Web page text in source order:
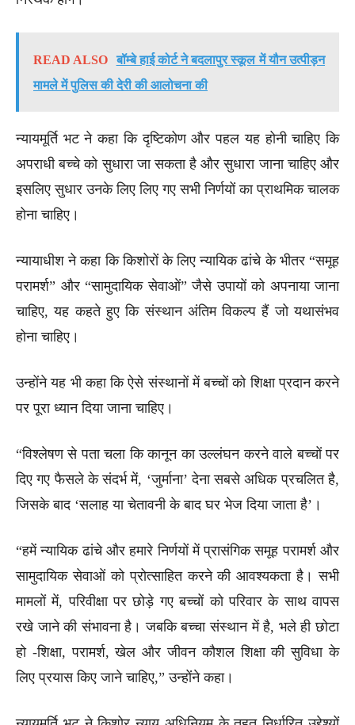
READ ALSO
बॉम्बे हाई कोर्ट ने बदलापुर स्कूल में यौन उत्पीड़न
मामले में पुलिस की देरी की आलोचना की
न्यायमूर्ति भट ने कहा कि दृष्टिकोण और पहल यह होनी चाहिए कि
अपराधी बच्चे को सुधारा जा सकता है और सुधारा जाना चाहिए और
इसलिए सुधार उनके लिए लिए गए सभी निर्णयों का प्राथमिक चालक
होना चाहिए।
न्यायाधीश ने कहा कि किशोरों के लिए न्यायिक ढांचे के भीतर “समूह
परामर्श” और “सामुदायिक सेवाओं” जैसे उपायों को अपनाया जाना
चाहिए, यह कहते हुए कि संस्थान अंतिम विकल्प हैं जो यथासंभव
होना चाहिए।
उन्होंने यह भी कहा कि ऐसे संस्थानों में बच्चों को शिक्षा प्रदान करने
पर पूरा ध्यान दिया जाना चाहिए।
“विश्लेषण से पता चला कि कानून का उल्लंघन करने वाले बच्चों पर
दिए गए फैसले के संदर्भ में, ‘जुर्माना’ देना सबसे अधिक प्रचलित है,
जिसके बाद ‘सलाह या चेतावनी के बाद घर भेज दिया जाता है’।
“हमें न्यायिक ढांचे और हमारे निर्णयों में प्रासंगिक समूह परामर्श और
सामुदायिक सेवाओं को प्रोत्साहित करने की आवश्यकता है। सभी
मामलों में, परिवीक्षा पर छोड़े गए बच्चों को परिवार के साथ वापस
रखे जाने की संभावना है। जबकि बच्चा संस्थान में है, भले ही छोटा
हो -शिक्षा, परामर्श, खेल और जीवन कौशल शिक्षा की सुविधा के
लिए प्रयास किए जाने चाहिए,” उन्होंने कहा।